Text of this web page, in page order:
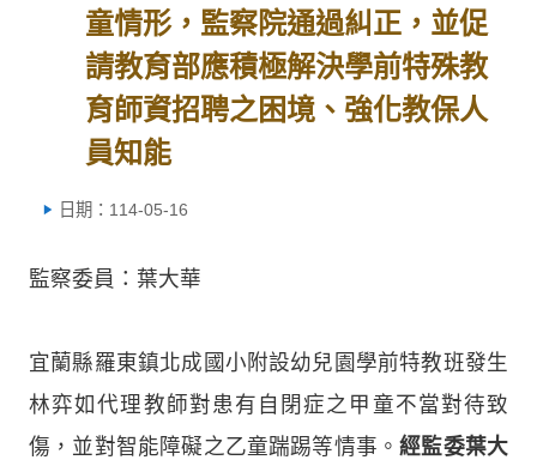
童情形，監察院通過糾正，並促
請教育部應積極解決學前特殊教
育師資招聘之困境、強化教保人
員知能
日期：114-05-16
監察委員：葉大華
宜蘭縣羅東鎮北成國小附設幼兒園學前特教班發生
林弈如代理教師對患有自閉症之甲童不當對待致
傷，並對智能障礙之乙童踹踢等情事。經監委葉大